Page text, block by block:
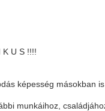
K U S !!!!
képesség másokban
munkáihoz,